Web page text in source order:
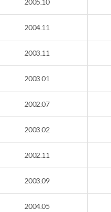
2004.11
2003.11
2003.01
2002.07
2003.02
2002.11
2003.09
2004.05